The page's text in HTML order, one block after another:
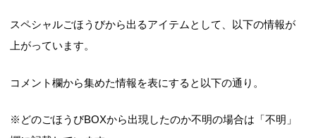
スペシャルごほうびから出るアイテムとして、以下の情報が
上がっています。
コメント欄から集めた情報を表にすると以下の通り。
※どのごほうびBOXから出現したのか不明の場合は「不明」